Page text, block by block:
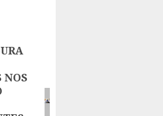
NOS